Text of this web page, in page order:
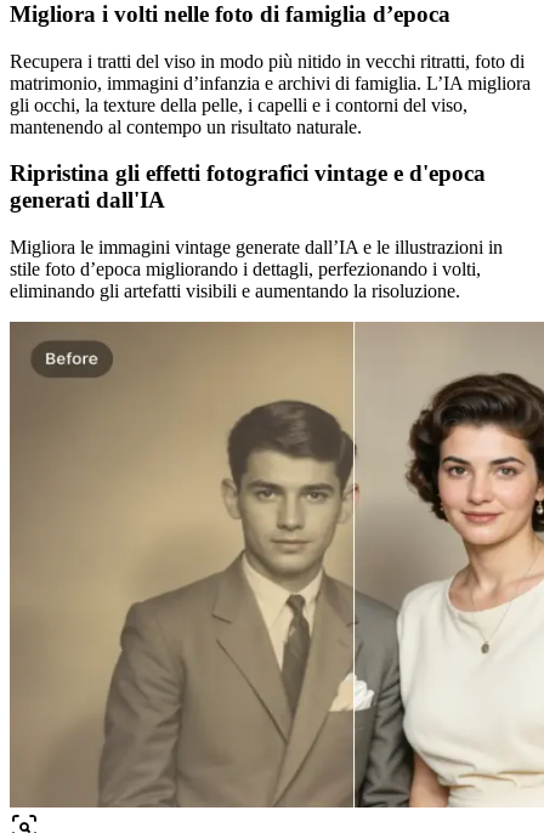
Migliora i volti nelle foto di famiglia d’epoca
Recupera i tratti del viso in modo più nitido in vecchi ritratti, foto di
matrimonio, immagini d’infanzia e archivi di famiglia. L’IA migliora
gli occhi, la texture della pelle, i capelli e i contorni del viso,
mantenendo al contempo un risultato naturale.
Ripristina gli effetti fotografici vintage e d'epoca
generati dall'IA
Migliora le immagini vintage generate dall’IA e le illustrazioni in
stile foto d’epoca migliorando i dettagli, perfezionando i volti,
eliminando gli artefatti visibili e aumentando la risoluzione.